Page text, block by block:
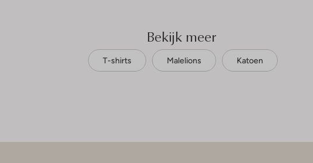
Bekijk meer
T-shirts Malelions Katoen